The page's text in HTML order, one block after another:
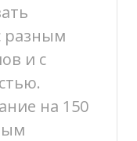
разным
и с
на 150